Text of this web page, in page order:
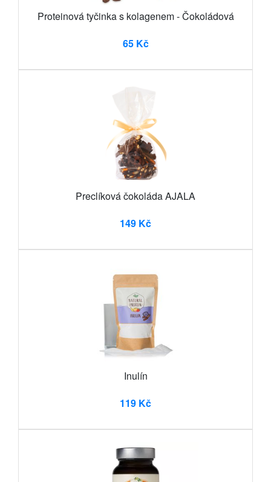
Proteinová tyčinka s kolagenem - Čokoládová
65 Kč
Preclíková čokoláda AJALA
149 Kč
Inulín
119 Kč